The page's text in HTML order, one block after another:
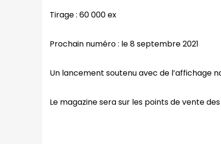
Tirage : 60 000 ex
Prochain numéro : le 8 septembre 2021
Un lancement soutenu avec de l’affichage
Le magazine sera sur les points de vente